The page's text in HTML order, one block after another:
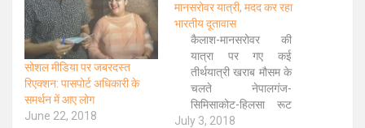
सोशल मीडिया पर जबरदस्त
रिएक्शन: पासपोर्ट अधिकारी के
समर्थन में आए लोग
June 22, 2018
मानसरोवर यात्री, मदद कर रहा
भारतीय दूतावास
कैलाश-मानसरोवर की
यात्रा पर गए कई
तीर्थयात्री खराब मौसम के
चलते नेपालगंज-
सिमिसाकोट-हिलसा रूट
पर फंस गए हैं. भारत ने इन
July 3, 2018